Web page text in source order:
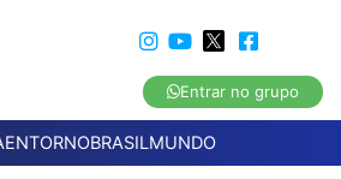
Entrar no grupo
ENTORNOBRASILMUNDO